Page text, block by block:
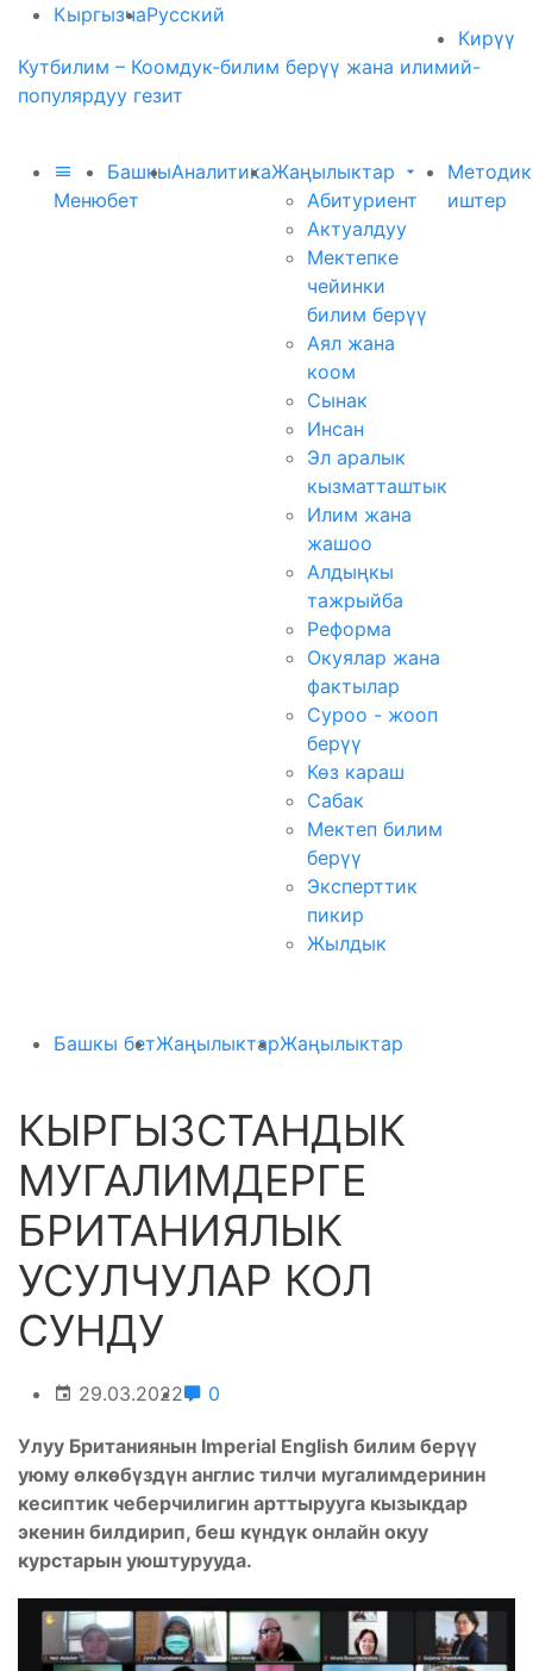
КыргызчаРусский
Кирүү
Кутбилим – Коомдук-билим берүү жана илимий-
популярдуу гезит
Меню
Башкы
бет
АналитикаЖаңылыктар
Абитуриент
Актуалдуу
Мектепке
чейинки
билим берүү
Аял жана
коом
Сынак
Инсан
Эл аралык
кызматташтык
Илим жана
жашоо
Алдыңкы
тажрыйба
Реформа
Окуялар жана
фактылар
Суроо - жооп
берүү
Көз караш
Сабак
Мектеп билим
берүү
Эксперттик
пикир
Жылдык
иштер
Башкы бетЖаңылыктарЖаңылыктар
КЫРГЫЗСТАНДЫК
МУГАЛИМДЕРГЕ
БРИТАНИЯЛЫК
УСУЛЧУЛАР КОЛ
СУНДУ
29.03.2022 0
Улуу Британиянын Imperial English билим берүү
уюму өлкөбүздүн англис тилчи мугалимдеринин
кесиптик чеберчилигин арттырууга кызыкдар
экенин билдирип, беш күндүк онлайн окуу
курстарын уюштурууда.